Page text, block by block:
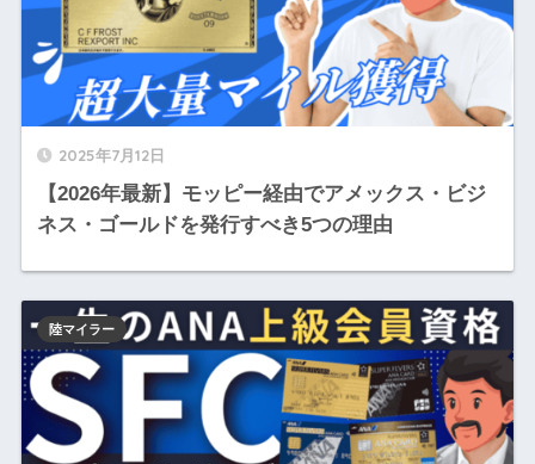
2025年7月12日
【2026年最新】モッピー経由でアメックス・ビジ
ネス・ゴールドを発行すべき5つの理由
陸マイラー